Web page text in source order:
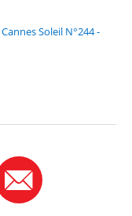
Cannes Soleil N°244 -